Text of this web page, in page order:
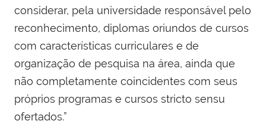
considerar, pela universidade responsável pelo
reconhecimento, diplomas oriundos de cursos
com características curriculares e de
organização de pesquisa na área, ainda que
não completamente coincidentes com seus
próprios programas e cursos stricto sensu
ofertados.”